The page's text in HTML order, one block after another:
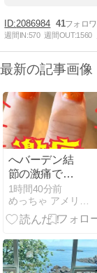
2086984 41
週間IN:570 週間OUT:1560
最新の記事画像
へバーデン結
節の激痛で泣
くわ
1時間40分前